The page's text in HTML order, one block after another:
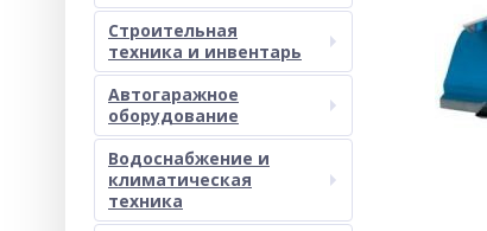
Строительная
техника и инвентарь
Автогаражное
оборудование
Водоснабжение и
климатическая
техника